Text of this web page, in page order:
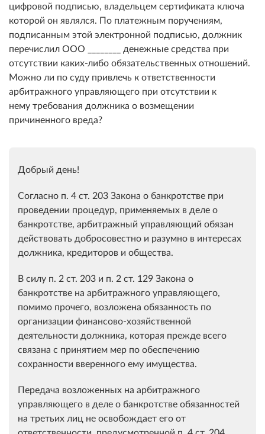
цифровой подписью, владельцем сертификата ключа
которой он являлся. По платежным поручениям,
подписанным этой электронной подписью, должник
перечислил ООО ________ денежные средства при
отсутствии каких-либо обязательственных отношений.
Можно ли по суду привлечь к ответственности
арбитражного управляющего при отсутствии к
нему требования должника о возмещении
причиненного вреда?
Добрый день!
Согласно п. 4 ст. 203 Закона о банкротстве при
проведении процедур, применяемых в деле о
банкротстве, арбитражный управляющий обязан
действовать добросовестно и разумно в интересах
должника, кредиторов и общества.
В силу п. 2 ст. 203 и п. 2 ст. 129 Закона о
банкротстве на арбитражного управляющего,
помимо прочего, возложена обязанность по
организации финансово-хозяйственной
деятельности должника, которая прежде всего
связана с принятием мер по обеспечению
сохранности вверенного ему имущества.
Передача возложенных на арбитражного
управляющего в деле о банкротстве обязанностей
на третьих лиц не освобождает его от